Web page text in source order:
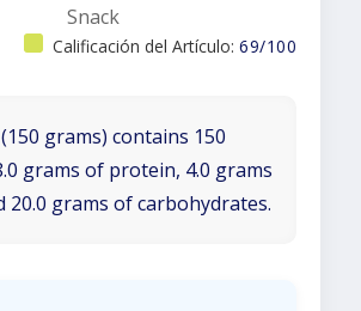
Snack
Calificación del Artículo: 69/100
grams) contains 150
grams of protein, 4.0 grams
20.0 grams of carbohydrates.